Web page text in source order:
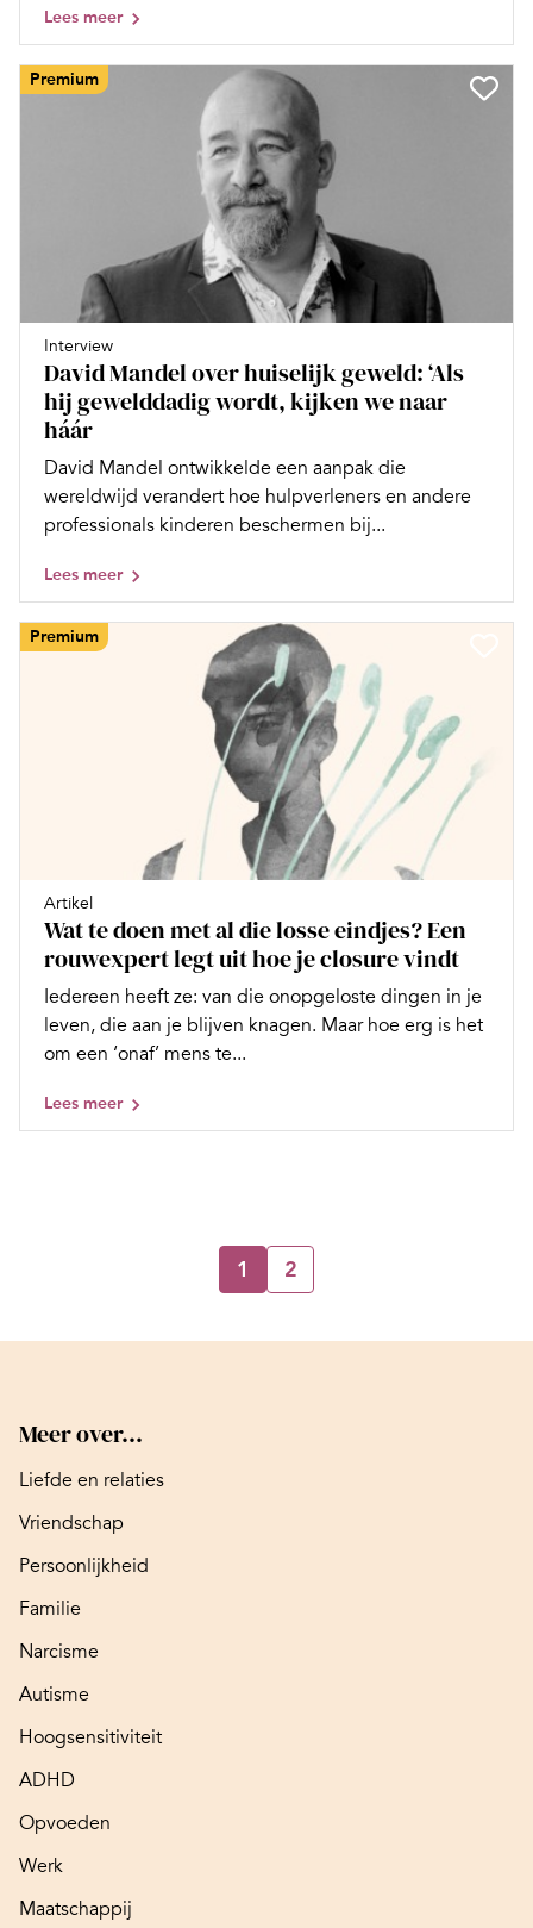
Lees meer
Premium
Interview
David Mandel over huiselijk geweld: ‘Als
hij gewelddadig wordt, kijken we naar
háár
David Mandel ontwikkelde een aanpak die
wereldwijd verandert hoe hulpverleners en andere
professionals kinderen beschermen bij...
Lees meer
Premium
Artikel
Wat te doen met al die losse eindjes? Een
rouwexpert legt uit hoe je closure vindt
Iedereen heeft ze: van die onopgeloste dingen in je
leven, die aan je blijven knagen. Maar hoe erg is het
om een ‘onaf’ mens te...
Lees meer
1 2
Meer over...
Liefde en relaties
Vriendschap
Persoonlijkheid
Familie
Narcisme
Autisme
Hoogsensitiviteit
ADHD
Opvoeden
Werk
Maatschappij